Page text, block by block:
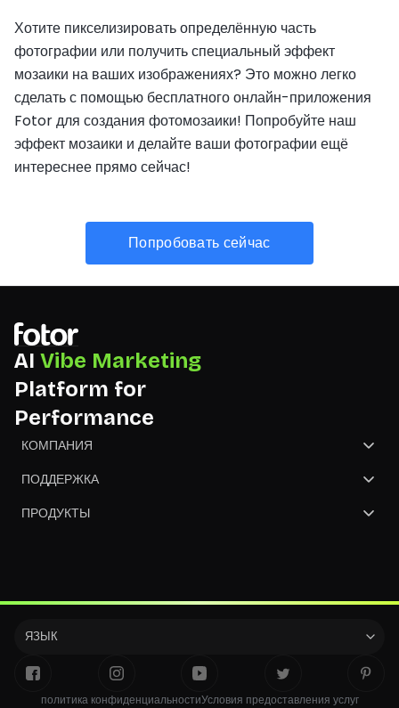
Хотите пикселизировать определённую часть
фотографии или получить специальный эффект
мозаики на ваших изображениях? Это можно легко
сделать с помощью бесплатного онлайн-приложения
Fotor для создания фотомозаики! Попробуйте наш
эффект мозаики и делайте ваши фотографии ещё
интереснее прямо сейчас!
Попробовать сейчас
AI Vibe Marketing
Platform for
Performance
КОМПАНИЯ
О Нас
Свяжитесь с Нами
ПОДДЕРЖКА
Центр помощи
ПРОДУКТЫ
ЯЗЫК
политика конфиденциальностиУсловия предоставления услуг